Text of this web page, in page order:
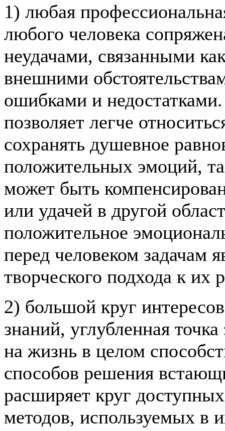
1) любая
любого человека
неудачами, связанными
внешними
ошибками и
позволяет легче
сохранять душевное
положительных эмоций,
может быть
или удачей в другой
положительное
перед человеком задачам
творческого подхода к
2) большой круг
знаний, углубленная
на жизнь в целом
способов решения
расширяет круг
методов, используемых в